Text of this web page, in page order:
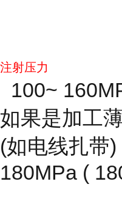
注射压力
100~
如果是加工
(如电线扎带)
180MPa (